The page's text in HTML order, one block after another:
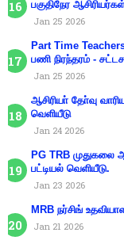
பகுதிநேர
Jan 25 2026
Part Time
பணி நிரந்தரம் -
Jan 25 2026
ஆசிரியா் தோ்வு
வெளியீடு
Jan 24 2026
PG TRB முதுகலை
பட்டியல் வெளியீடு.
Jan 23 2026
MRB நர்சிங்
Jan 21 2026